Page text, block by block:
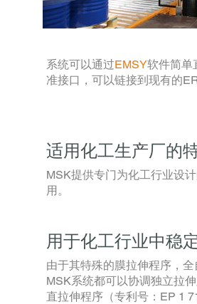
系统可以通过EMSY软件简单
准接口，可以链接到现有的
适用化工生产厂的
MSK提供专门为化工行业设
用。
用于化工行业中稳
由于其特殊的膜拉伸程序，
MSK系统都可以协调独立拉
直拉伸程序（专利号：EP 1